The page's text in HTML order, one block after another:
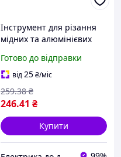
Інструмент для різання
мідних та алюмінієвих
практичний LK-22A
(каблерез) АсКо
Готово до відправки
від25₴/міс
246.41 ₴
259.38 ₴
Купити